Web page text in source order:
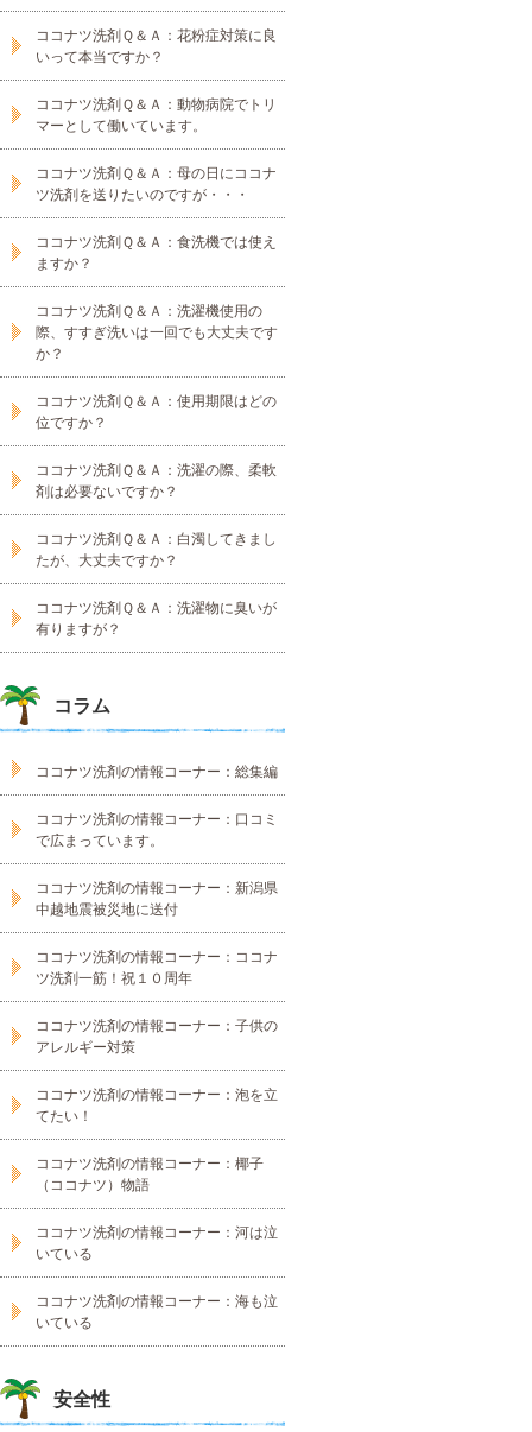
ココナツ洗剤Ｑ＆Ａ：花粉症対策に良
いって本当ですか？
ココナツ洗剤Ｑ＆Ａ：動物病院でトリ
マーとして働いています。
ココナツ洗剤Ｑ＆Ａ：母の日にココナ
ツ洗剤を送りたいのですが・・・
ココナツ洗剤Ｑ＆Ａ：食洗機では使え
ますか？
ココナツ洗剤Ｑ＆Ａ：洗濯機使用の
際、すすぎ洗いは一回でも大丈夫です
か？
ココナツ洗剤Ｑ＆Ａ：使用期限はどの
位ですか？
ココナツ洗剤Ｑ＆Ａ：洗濯の際、柔軟
剤は必要ないですか？
ココナツ洗剤Ｑ＆Ａ：白濁してきまし
たが、大丈夫ですか？
ココナツ洗剤Ｑ＆Ａ：洗濯物に臭いが
有りますが？
コラム
ココナツ洗剤の情報コーナー：総集編
ココナツ洗剤の情報コーナー：口コミ
で広まっています。
ココナツ洗剤の情報コーナー：新潟県
中越地震被災地に送付
ココナツ洗剤の情報コーナー：ココナ
ツ洗剤一筋！祝１０周年
ココナツ洗剤の情報コーナー：子供の
アレルギー対策
ココナツ洗剤の情報コーナー：泡を立
てたい！
ココナツ洗剤の情報コーナー：椰子
（ココナツ）物語
ココナツ洗剤の情報コーナー：河は泣
いている
ココナツ洗剤の情報コーナー：海も泣
いている
安全性